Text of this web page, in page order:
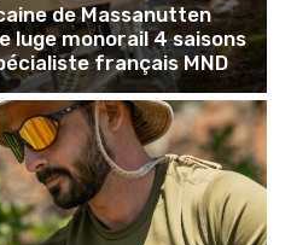
de Massanutten
luge monorail 4 saisons
français MND